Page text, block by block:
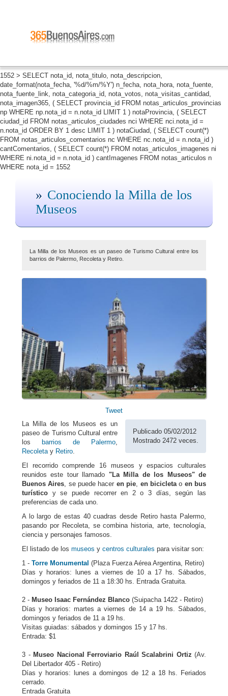
1552 > SELECT nota_id, nota_titulo, nota_descripcion,
date_format(nota_fecha, '%d/%m/%Y') n_fecha, nota_hora, nota_fuente,
nota_fuente_link, nota_categoria_id, nota_votos, nota_visitas_cantidad,
nota_imagen365, ( SELECT provincia_id FROM notas_articulos_provincias
np WHERE np.nota_id = n.nota_id LIMIT 1 ) notaProvincia, ( SELECT
ciudad_id FROM notas_articulos_ciudades nci WHERE nci.nota_id =
n.nota_id ORDER BY 1 desc LIMIT 1 ) notaCiudad, ( SELECT count(*)
FROM notas_articulos_comentarios nc WHERE nc.nota_id = n.nota_id )
cantComentarios, ( SELECT count(*) FROM notas_articulos_imagenes ni
WHERE ni.nota_id = n.nota_id ) cantImagenes FROM notas_articulos n
WHERE nota_id = 1552
Conociendo la Milla de los
Museos
La Milla de los Museos es un paseo de Turismo Cultural entre los
barrios de Palermo, Recoleta y Retiro.
Tweet
Publicado 05/02/2012
Mostrado 2472 veces.
La Milla de los Museos es un
paseo de Turismo Cultural entre
los
barrios de Palermo,
Recoletay Retiro.
El recorrido comprende 16 museos y espacios culturales
reunidos este tour llamado "La Milla de los Museos" de
Buenos Aires, se puede hacer en pie, en bicicletao en bus
turístico y se puede recorrer en 2 o 3 días, según las
preferencias de cada uno.
A lo largo de estas 40 cuadras desde Retiro hasta Palermo,
pasando por Recoleta, se combina historia, arte, tecnología,
ciencia y personajes famosos.
El listado de los museos y centros culturales para visitar son:
1 - Torre Monumental (Plaza Fuerza Aérea Argentina, Retiro)
Días y horarios: lunes a viernes de 10 a 17 hs. Sábados,
domingos y feriados de 11 a 18:30 hs. Entrada Gratuita.
2 - Museo Isaac Fernández Blanco (Suipacha 1422 - Retiro)
Días y horarios: martes a viernes de 14 a 19 hs. Sábados,
domingos y feriados de 11 a 19 hs.
Visitas guiadas: sábados y domingos 15 y 17 hs.
Entrada: $1
3 - Museo Nacional Ferroviario Raúl Scalabrini Ortiz (Av.
Del Libertador 405 - Retiro)
Días y horarios: lunes a domingos de 12 a 18 hs. Feriados
cerrado.
Entrada Gratuita